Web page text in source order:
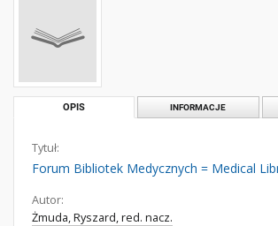
OPIS INFORMACJE
Tytuł:
Forum Bibliotek Medycznych = Medical
Autor:
Żmuda, Ryszard, red. nacz.